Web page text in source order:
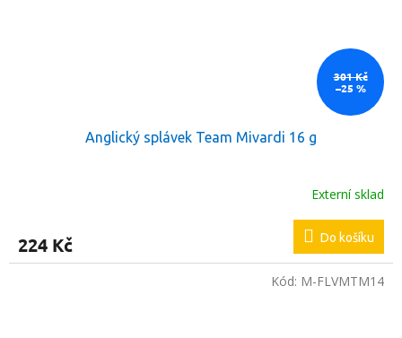
301 Kč
–25 %
Anglický splávek Team Mivardi 16 g
Externí sklad
224 Kč Do košíku
Kód: M-FLVMTM14